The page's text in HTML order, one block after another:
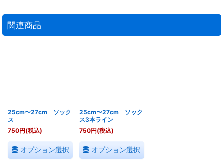
関連商品
25cm〜27cm ソック
ス
750円(税込)
オプション選択
25cm〜27cm ソック
ス3本ライン
750円(税込)
オプション選択